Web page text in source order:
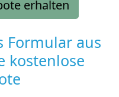
erhalten
Formular aus
kostenlose